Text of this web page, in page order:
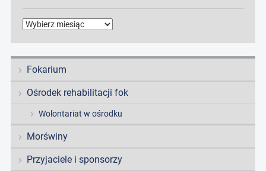
Fokarium
Ośrodek rehabilitacji fok
Wolontariat w ośrodku
Morświny
Przyjaciele i sponsorzy
Archiwa